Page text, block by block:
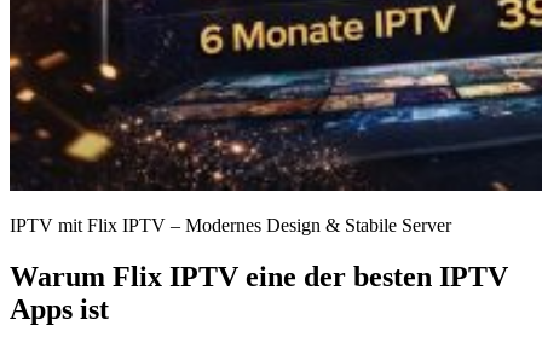
IPTV mit Flix IPTV – Modernes Design & Stabile Server
Warum Flix IPTV eine der besten IPTV
Apps ist